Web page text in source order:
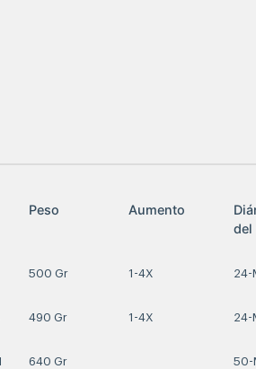
Peso Aumento
del
500 Gr 1-4X 24-
490 Gr 1-4X 24-
640 Gr 50-